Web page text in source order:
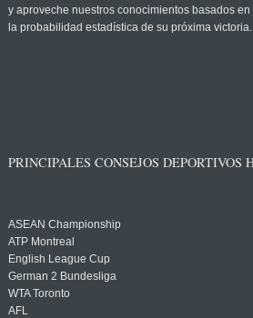
y aproveche nuestros conocimientos basados
la probabilidad estadística de su próxima victoria.
PRINCIPALES CONSEJOS DEPORTIVOS
ASEAN Championship
ATP Montreal
English League Cup
German 2 Bundesliga
WTA Toronto
AFL